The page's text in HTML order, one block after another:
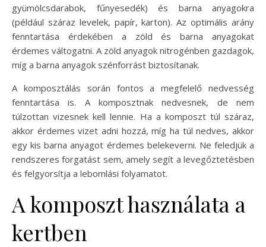
gyümölcsdarabok, fűnyesedék) és barna anyagokra
(például száraz levelek, papír, karton). Az optimális arány
fenntartása érdekében a zöld és barna anyagokat
érdemes váltogatni. A zöld anyagok nitrogénben gazdagok,
míg a barna anyagok szénforrást biztosítanak.
A komposztálás során fontos a megfelelő nedvesség
fenntartása is. A komposztnak nedvesnek, de nem
túlzottan vizesnek kell lennie. Ha a komposzt túl száraz,
akkor érdemes vizet adni hozzá, míg ha túl nedves, akkor
egy kis barna anyagot érdemes belekeverni. Ne feledjük a
rendszeres forgatást sem, amely segít a levegőztetésben
és felgyorsítja a lebomlási folyamatot.
A komposzt használata a
kertben